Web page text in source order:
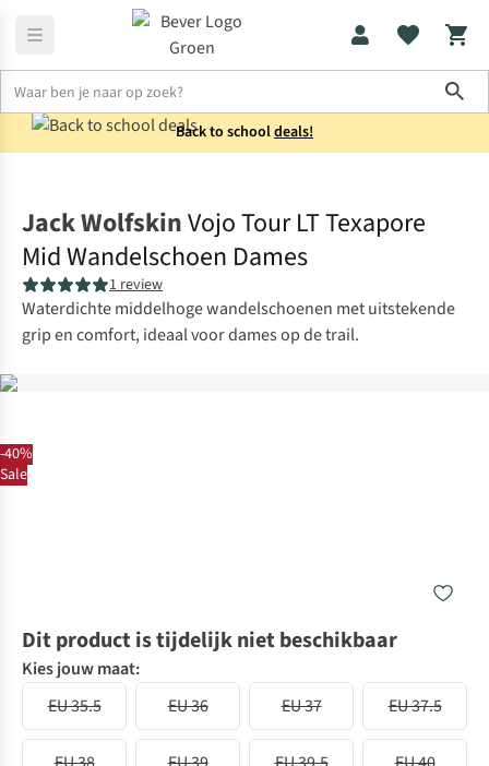
Back to schooldeals!
-40%
Sale
Jack WolfskinVojo Tour LT Texapore
Mid Wandelschoen Dames
1 review
Waterdichte middelhoge wandelschoenen met uitstekende
grip en comfort, ideaal voor dames op de trail.
Dit product is tijdelijk niet beschikbaar
Kies jouw maat:
EU 35.5
EU 36 EU 37 EU 37.5